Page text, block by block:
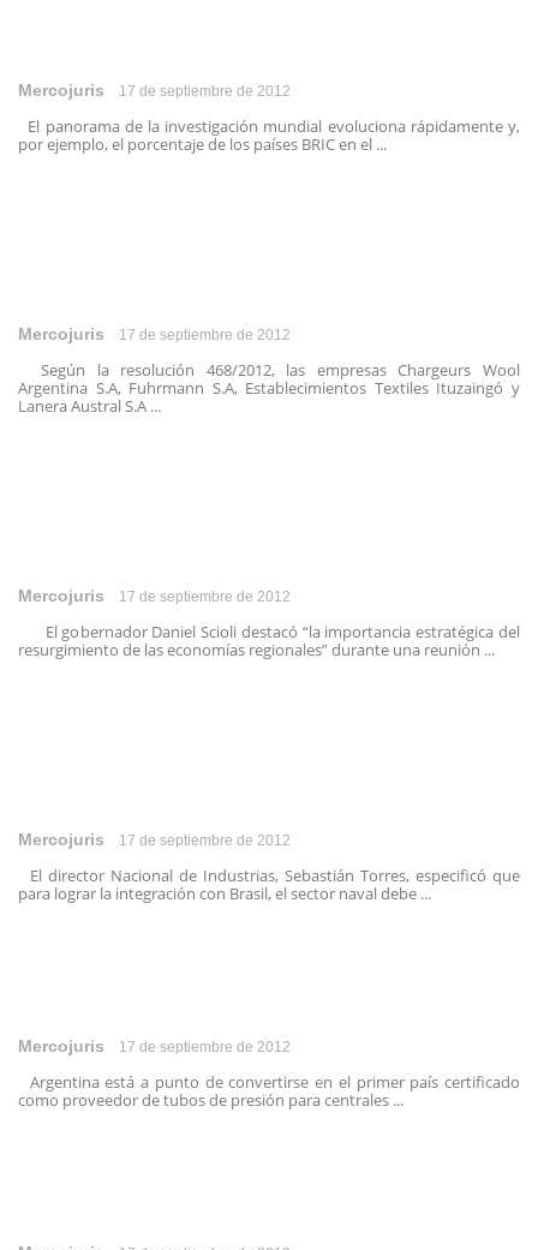
Mercojuris 17 de septiembre de 2012
El panorama de la investigación mundial evoluciona rápidamente y,
por ejemplo, el porcentaje de los países BRIC en el ...
Mercojuris 17 de septiembre de 2012
Según la resolución 468/2012, las empresas Chargeurs Wool
Argentina S.A, Fuhrmann S.A, Establecimientos Textiles Ituzaingó y
Lanera Austral S.A ...
Mercojuris 17 de septiembre de 2012
El gobernador Daniel Scioli destacó “la importancia estratégica del
resurgimiento de las economías regionales” durante una reunión ...
Mercojuris 17 de septiembre de 2012
El director Nacional de Industrias, Sebastián Torres, especificó que
para lograr la integración con Brasil, el sector naval debe ...
Mercojuris 17 de septiembre de 2012
Argentina está a punto de convertirse en el primer país certificado
como proveedor de tubos de presión para centrales ...